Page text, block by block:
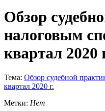
Обзор
налоговым
квартал 2020
Тема: Обзор судебной
квартал 2020 г.
Метки: Нет